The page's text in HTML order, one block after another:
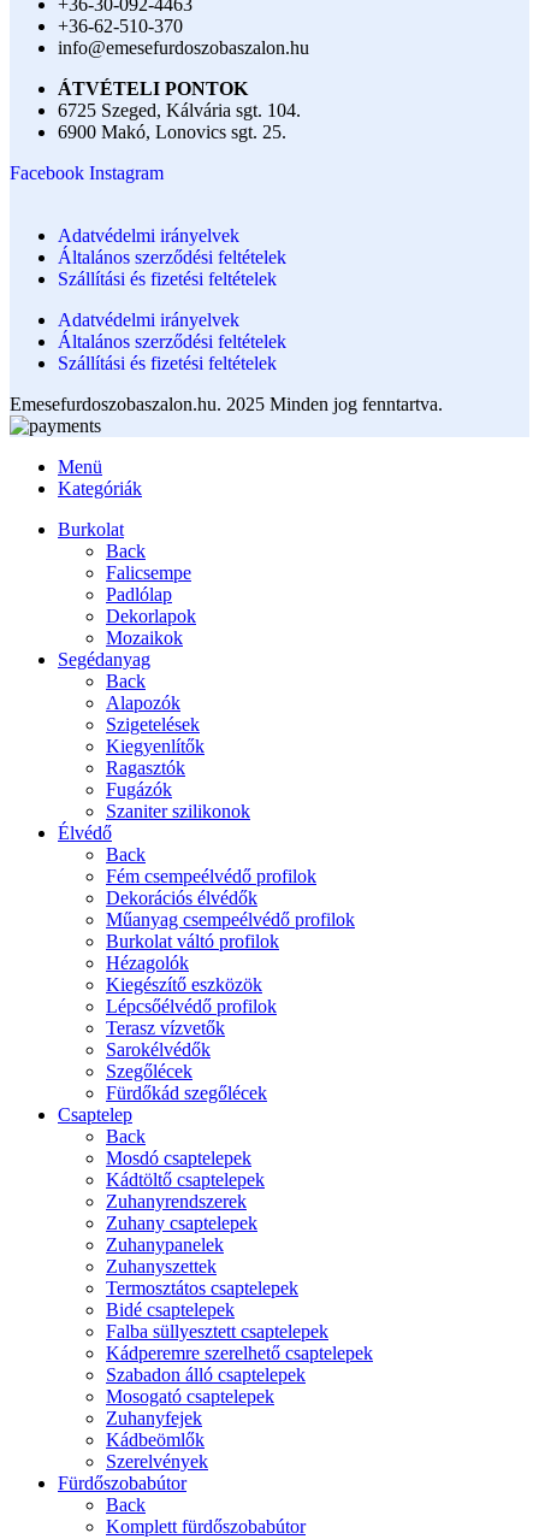
+36-30-092-4463
+36-62-510-370
info@emesefurdoszobaszalon.hu
ÁTVÉTELI PONTOK
6725 Szeged, Kálvária sgt. 104.​
6900 Makó, Lonovics sgt. 25.
Facebook Instagram
Adatvédelmi irányelvek
Általános szerződési feltételek
Szállítási és fizetési feltételek
Adatvédelmi irányelvek
Általános szerződési feltételek
Szállítási és fizetési feltételek
Emesefurdoszobaszalon.hu. 2025 Minden jog fenntartva.
Menü
Kategóriák
Burkolat
Back
Falicsempe
Padlólap
Dekorlapok
Mozaikok
Segédanyag
Back
Alapozók
Szigetelések
Kiegyenlítők
Ragasztók
Fugázók
Szaniter szilikonok
Élvédő
Back
Fém csempeélvédő profilok
Dekorációs élvédők
Műanyag csempeélvédő profilok
Burkolat váltó profilok
Hézagolók
Kiegészítő eszközök
Lépcsőélvédő profilok
Terasz vízvetők
Sarokélvédők
Szegőlécek
Fürdőkád szegőlécek
Csaptelep
Back
Mosdó csaptelepek
Kádtöltő csaptelepek
Zuhanyrendszerek
Zuhany csaptelepek
Zuhanypanelek
Zuhanyszettek
Termosztátos csaptelepek
Bidé csaptelepek
Falba süllyesztett csaptelepek
Kádperemre szerelhető csaptelepek
Szabadon álló csaptelepek
Mosogató csaptelepek
Zuhanyfejek
Kádbeömlők
Szerelvények
Fürdőszobabútor
Back
Komplett fürdőszobabútor